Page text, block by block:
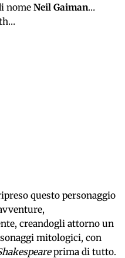
nome Neil Gaiman…
questo personaggio
creandogli attorno un
mitologici, con
prima di tutto.